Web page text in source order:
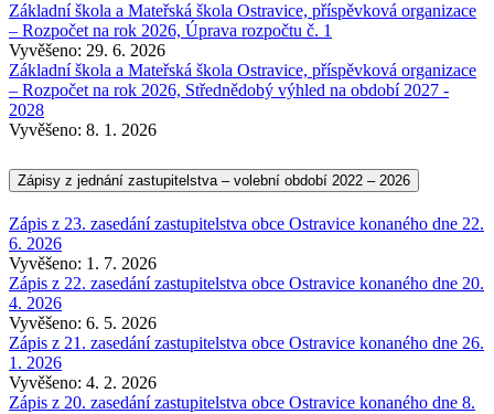
Základní škola a Mateřská škola Ostravice, příspěvková organizace
– Rozpočet na rok 2026, Úprava rozpočtu č. 1
Vyvěšeno: 29. 6. 2026
Základní škola a Mateřská škola Ostravice, příspěvková organizace
– Rozpočet na rok 2026, Střednědobý výhled na období 2027 -
2028
Vyvěšeno: 8. 1. 2026
Zápisy z jednání zastupitelstva – volební období 2022 – 2026
Zápis z 23. zasedání zastupitelstva obce Ostravice konaného dne 22.
6. 2026
Vyvěšeno: 1. 7. 2026
Zápis z 22. zasedání zastupitelstva obce Ostravice konaného dne 20.
4. 2026
Vyvěšeno: 6. 5. 2026
Zápis z 21. zasedání zastupitelstva obce Ostravice konaného dne 26.
1. 2026
Vyvěšeno: 4. 2. 2026
Zápis z 20. zasedání zastupitelstva obce Ostravice konaného dne 8.